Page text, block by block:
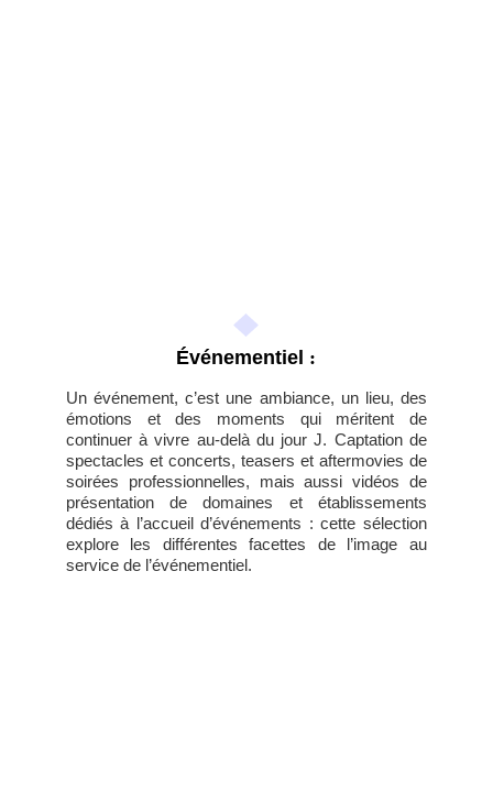
Événementiel :
Un événement, c’est une ambiance, un lieu, des
émotions et des moments qui méritent de
continuer à vivre au-delà du jour J. Captation de
spectacles et concerts, teasers et aftermovies de
soirées professionnelles, mais aussi vidéos de
présentation de domaines et établissements
dédiés à l’accueil d’événements : cette sélection
explore les différentes facettes de l’image au
service de l’événementiel.